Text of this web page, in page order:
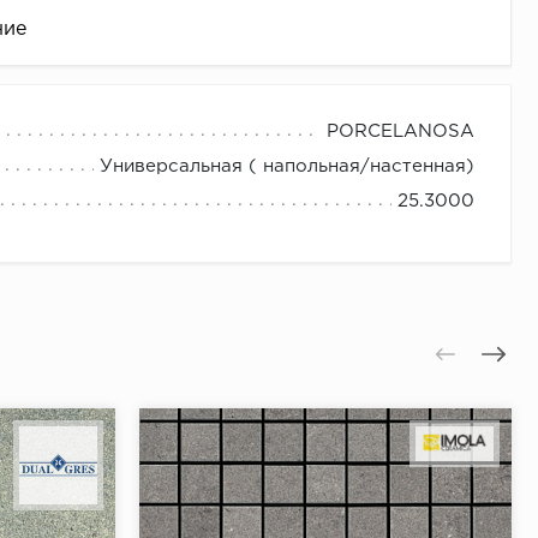
PORCELANOSA
Универсальная ( напольная/настенная)
25.3000